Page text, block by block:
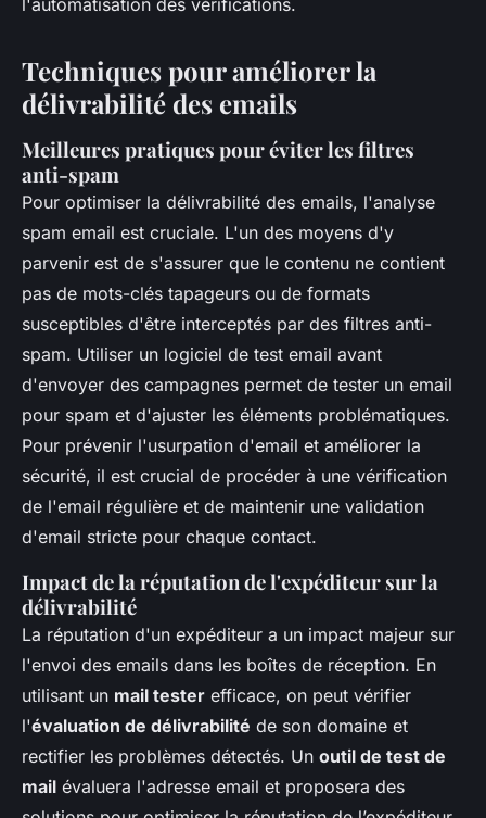
l'automatisation des vérifications.
Techniques pour améliorer la
délivrabilité des emails
Meilleures pratiques pour éviter les filtres
anti-spam
Pour optimiser la délivrabilité des emails, l'analyse
spam email est cruciale. L'un des moyens d'y
parvenir est de s'assurer que le contenu ne contient
pas de mots-clés tapageurs ou de formats
susceptibles d'être interceptés par des filtres anti-
spam. Utiliser un logiciel de test email avant
d'envoyer des campagnes permet de tester un email
pour spam et d'ajuster les éléments problématiques.
Pour prévenir l'usurpation d'email et améliorer la
sécurité, il est crucial de procéder à une vérification
de l'email régulière et de maintenir une validation
d'email stricte pour chaque contact.
Impact de la réputation de l'expéditeur sur la
délivrabilité
La réputation d'un expéditeur a un impact majeur sur
l'envoi des emails dans les boîtes de réception. En
utilisant un mail tester efficace, on peut vérifier
l'évaluation de délivrabilité de son domaine et
rectifier les problèmes détectés. Un outil de test de
mail évaluera l'adresse email et proposera des